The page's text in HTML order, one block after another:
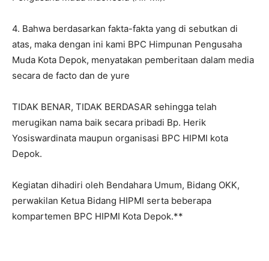
4. Bahwa berdasarkan fakta-fakta yang di sebutkan di
atas, maka dengan ini kami BPC Himpunan Pengusaha
Muda Kota Depok, menyatakan pemberitaan dalam media
secara de facto dan de yure
TIDAK BENAR, TIDAK BERDASAR sehingga telah
merugikan nama baik secara pribadi Bp. Herik
Yosiswardinata maupun organisasi BPC HIPMI kota
Depok.
Kegiatan dihadiri oleh Bendahara Umum, Bidang OKK,
perwakilan Ketua Bidang HIPMI serta beberapa
kompartemen BPC HIPMI Kota Depok.**